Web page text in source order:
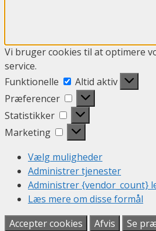
Vi bruger cookies til at optimere
service.
Funktionelle
Funktionelle
Altid aktiv
Præferencer
Præferencer
Statistikker
Statistikker
Marketing
Marketing
Vælg muligheder
Administrer tjenester
Administrer {vendor_count}
Læs mere om disse formål
Accepter cookies
Afvis
Se